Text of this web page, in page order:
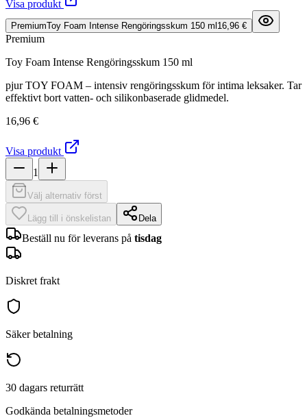
Visa produkt
PremiumToy Foam Intense Rengöringsskum 150 ml 16,96 €
Premium
Toy Foam Intense Rengöringsskum 150 ml
pjur TOY FOAM – intensiv rengöringsskum för intima leksaker. Tar
effektivt bort vatten- och silikonbaserade glidmedel.
16,96 €
Visa produkt
1
Välj alternativ först
Lägg till i önskelistan Dela
Beställ nu för leverans på tisdag
Diskret frakt
Säker betalning
30 dagars returrätt
Godkända betalningsmetoder